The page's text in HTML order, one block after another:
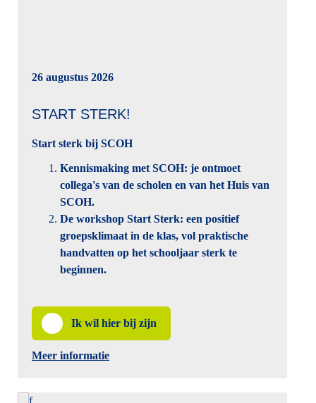
26 augustus 2026
START STERK!
Start sterk bij SCOH
Kennismaking met SCOH: je ontmoet
collega's van de scholen en van het Huis van
SCOH.
De workshop Start Sterk: een positief
groepsklimaat in de klas, vol praktische
handvatten op het schooljaar sterk te
beginnen.
Ik wil hier bij zijn
Meer informatie